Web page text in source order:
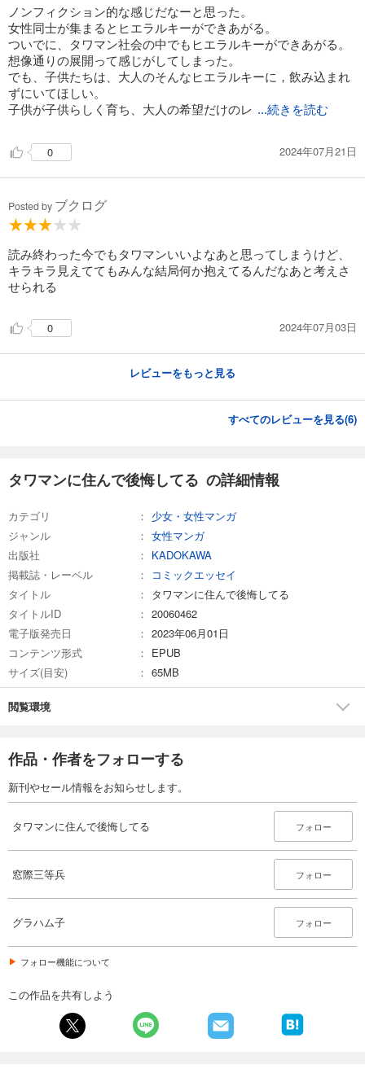
ノンフィクション的な感じだなーと思った。
女性同士が集まるとヒエラルキーができあがる。
ついでに、タワマン社会の中でもヒエラルキーができあがる。
想像通りの展開って感じがしてしまった。
でも、子供たちは、大人のそんなヒエラルキーに，飲み込まれ
ずにいてほしい。
子供が子供らしく育ち、大人の希望だけのレ ...続きを読む
0 2024年07月21日
Posted by ブクログ
読み終わった今でもタワマンいいよなあと思ってしまうけど、
キラキラ見えててもみんな結局何か抱えてるんだなあと考えさ
せられる
0 2024年07月03日
レビューをもっと見る
すべてのレビューを見る(6)
タワマンに住んで後悔してる の詳細情報
カテゴリ
少女・女性マンガ
ジャンル
女性マンガ
出版社
KADOKAWA
掲載誌・レーベル
コミックエッセイ
タイトル
タワマンに住んで後悔してる
タイトルID
20060462
電子版発売日
2023年06月01日
コンテンツ形式
EPUB
サイズ(目安)
65MB
閲覧環境
作品・作者をフォローする
新刊やセール情報をお知らせします。
タワマンに住んで後悔してる フォロー
窓際三等兵 フォロー
グラハム子 フォロー
フォロー機能について
この作品を共有しよう